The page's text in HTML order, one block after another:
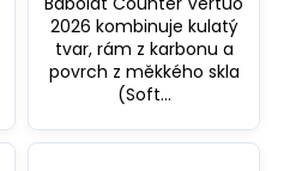
2026 kombinuje kulatý
tvar, rám z karbonu a
povrch z měkkého skla
(Soft...